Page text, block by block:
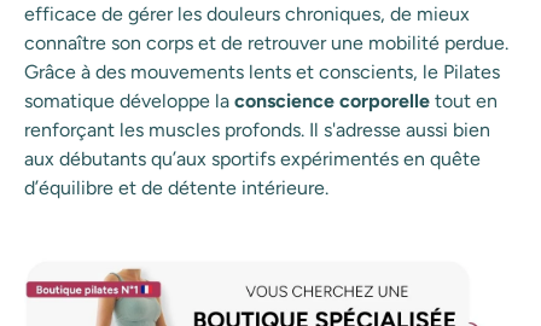
efficace de gérer les douleurs chroniques, de mieux
connaître son corps et de retrouver une mobilité perdue.
Grâce à des mouvements lents et conscients, le Pilates
somatique développe la conscience corporelle tout en
renforçant les muscles profonds. Il s'adresse aussi bien
aux débutants qu’aux sportifs expérimentés en quête
d’équilibre et de détente intérieure.